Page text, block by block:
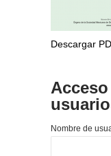
Descargar
Nombre de